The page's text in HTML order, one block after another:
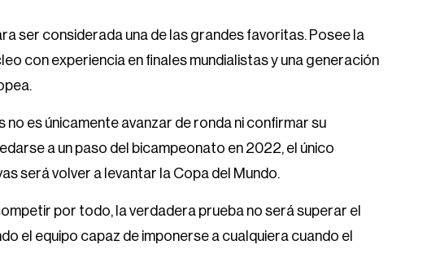
ser considerada una de las grandes favoritas. Posee la
con experiencia en finales mundialistas y una generación
es únicamente avanzar de ronda ni confirmar su
a un paso del bicampeonato en 2022, el único
será volver a levantar la Copa del Mundo.
por todo, la verdadera prueba no será superar el
el equipo capaz de imponerse a cualquiera cuando el